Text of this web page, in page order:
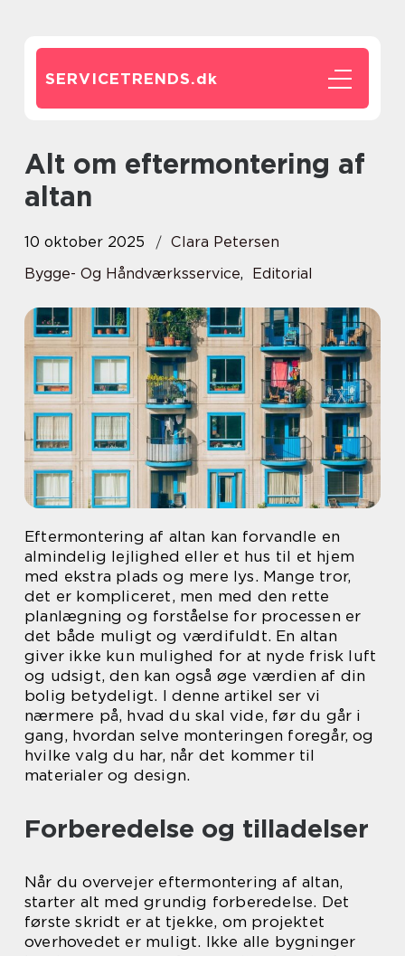
SERVICETRENDS.dk
Alt om eftermontering af
altan
10 oktober 2025
Clara Petersen
Bygge- Og Håndværksservice, Editorial
Eftermontering af altan kan forvandle en
almindelig lejlighed eller et hus til et hjem
med ekstra plads og mere lys. Mange tror,
det er kompliceret, men med den rette
planlægning og forståelse for processen er
det både muligt og værdifuldt. En altan
giver ikke kun mulighed for at nyde frisk luft
og udsigt, den kan også øge værdien af din
bolig betydeligt. I denne artikel ser vi
nærmere på, hvad du skal vide, før du går i
gang, hvordan selve monteringen foregår, og
hvilke valg du har, når det kommer til
materialer og design.
Forberedelse og tilladelser
Når du overvejer eftermontering af altan,
starter alt med grundig forberedelse. Det
første skridt er at tjekke, om projektet
overhovedet er muligt. Ikke alle bygninger